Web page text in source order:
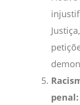
penal: